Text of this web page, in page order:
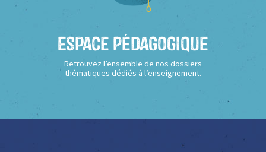
Espace Pédagogique
Retrouvez l’ensemble de nos dossiers
thématiques dédiés à l’enseignement.